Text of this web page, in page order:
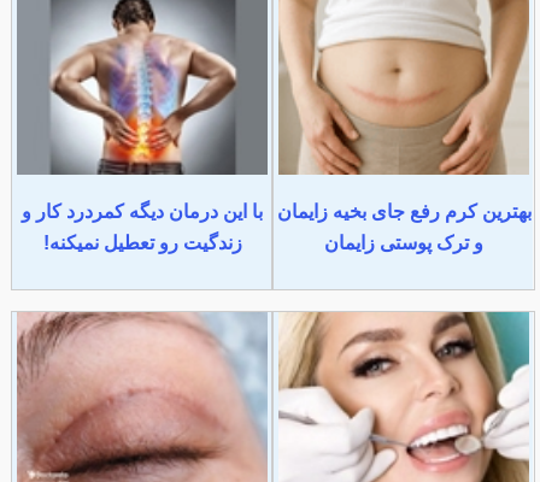
بهترین کرم رفع جای بخیه زایمان
و ترک پوستی زایمان
با این درمان دیگه کمردرد کار و
زندگیت رو تعطیل نمیکنه!